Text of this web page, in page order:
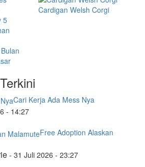
Cardigan Welsh Corgi
Cari Kerja Ada Mess Nya
- 14:27
Free Adoption Alaskan
- 31 Juli 2026 - 23:27